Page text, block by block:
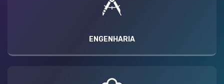
ENGENHARIA